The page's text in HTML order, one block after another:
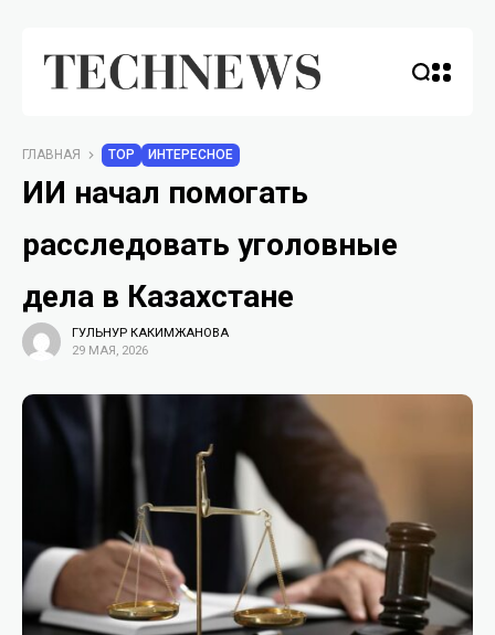
ГЛАВНАЯ TOP ИНТЕРЕСНОЕ
ИИ начал помогать
расследовать уголовные
дела в Казахстане
ГУЛЬНУР КАКИМЖАНОВА
29 МАЯ, 2026